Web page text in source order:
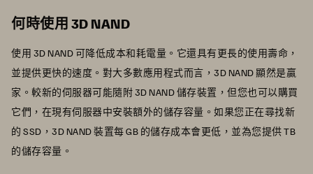
何時使用 3D NAND
使用 3D NAND 可降低成本和耗電量。它還具有更長的使用壽命，
並提供更快的速度。對大多數應用程式而言，3D NAND 顯然是贏
家。較新的伺服器可能隨附 3D NAND 儲存裝置，但您也可以購買
它們，在現有伺服器中安裝額外的儲存容量。如果您正在尋找新
的 SSD，3D NAND 裝置每 GB 的儲存成本會更低，並為您提供 TB
的儲存容量。